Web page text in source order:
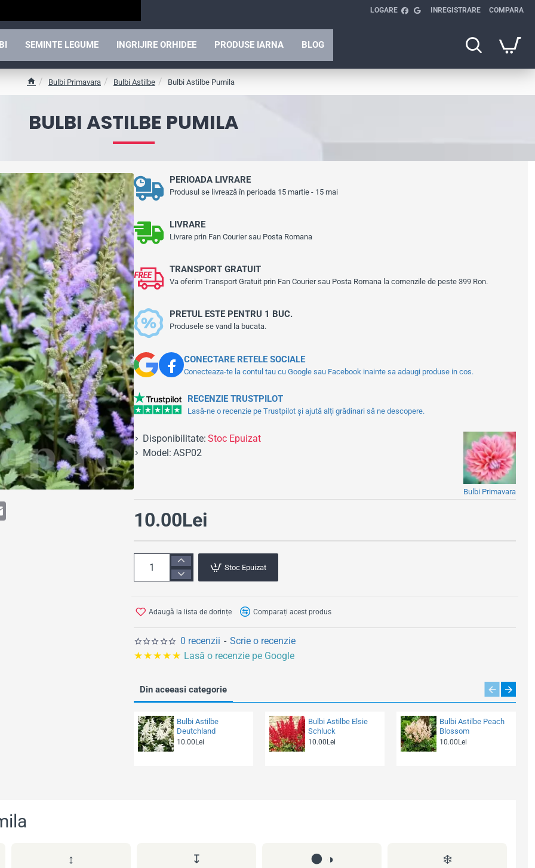
LOGARE INREGISTRARE COMPARA
SEMINTE LEGUME INGRIJIRE ORHIDEE PRODUSE IARNA BLOG
BULBI ASTILBE PUMILA
e
Bulbi Primavara Bulbi Astilbe Bulbi Astilbe Pumila
E
LIVRARE
Livrare prin Fan Courier sau Posta Romana
CONECTARE RETELE SOCIALE
Conecteaza-te la contul tau cu Google sau Facebook inainte sa adaugi produse in cos.
TRANSPORT GRATUIT
Va oferim Transport Gratuit prin Fan Courier sau Posta Romana la comenzile de peste 399 Ron.
RECENZIE TRUSTPILOT
Lasă-ne o recenzie pe Trustpilot și ajută alți grădinari să ne descopere.
PRETUL ESTE PENTRU 1 BUC.
Produsele se vand la bucata.
PERIOADA LIVRARE
Produsul se livrează în perioada 15 martie - 15 mai
Disponibilitate: Stoc Epuizat
Model: ASP02
Bulbi Primavara
0 recenzii - Scrie o recenzie
10.00Lei
Stoc Epuizat
Adaugă la lista de dorințe Comparați acest produs
Din aceeasi categorie
Bulbi Astilbe
Deutchland
10.00Lei
Bulbi Astilbe Elsie
Schluck
10.00Lei
Bulbi Astilbe Peach
Blossom
10.00Lei
★★★★★ Lasă o recenzie pe Google
↕ ↧ 🌑 ◑ ❄️